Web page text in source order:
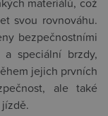
svou rovnováhu.
bezpečnostními
speciální brzdy,
jejich prvních
ale také